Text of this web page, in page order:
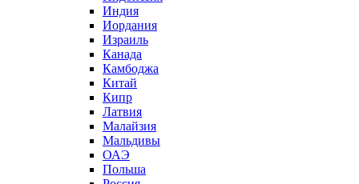
Индия
Иордания
Израиль
Канада
Камбоджа
Китай
Кипр
Латвия
Малайзия
Мальдивы
ОАЭ
Польша